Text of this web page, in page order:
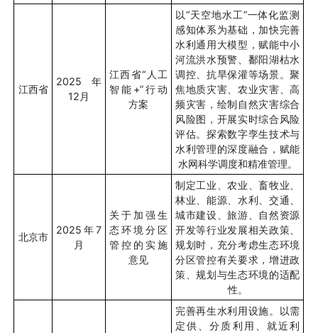
江西省
2025 年
12 月
江西省“人工
智能 +”行动
方案
以“天空地水工”一体化监测
感知体系为基础，加快完善
水利通用大模型，赋能中小
河流洪水预警、鄱阳湖枯水
调控、抗旱保灌等场景。聚
焦地质灾害、农业灾害、高
频灾害，绘制自然灾害综合
风险图，开展实时综合风险
评估。探索数字孪生技术与
水利管理的深度融合，赋能
水网科学调度和精准管理。
北京市
2025 年7
月
关于加强生
态环境分区
管控的实施
意见
制定工业、农业、畜牧业、
林业、能源、水利、交通、
城市建设、旅游、自然资源
开发等行业发展相关政策、
规划时，充分考虑生态环境
分区管控有关要求，增进政
策、规划与生态环境的适配
性。
完善再生水利用设施。以需
定供、分质利用、就近利